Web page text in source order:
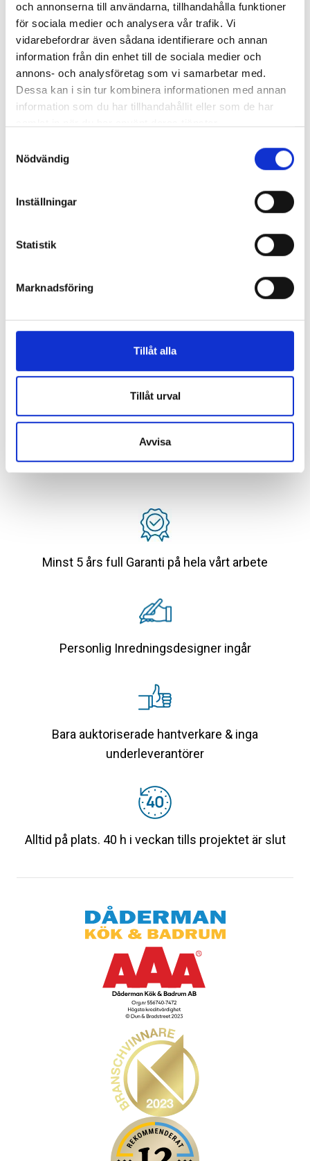
och annonserna till användarna, tillhandahålla funktioner
för sociala medier och analysera vår trafik. Vi
vidarebefordrar även sådana identifierare och annan
information från din enhet till de sociala medier och
annons- och analysföretag som vi samarbetar med.
Dessa kan i sin tur kombinera informationen med annan
information som du har tillhandahållit eller som de har
Nödvändig
Inställningar
Statistik
Marknadsföring
Tillåt alla
Tillåt urval
Avvisa
Minst 5 års full Garanti på hela vårt arbete
Personlig Inredningsdesigner ingår
Bara auktoriserade hantverkare & inga
underleverantörer
Alltid på plats. 40 h i veckan tills projektet är slut